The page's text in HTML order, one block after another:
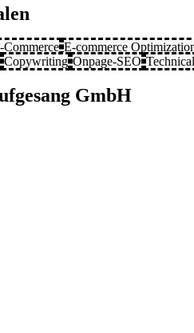
Commerce E-commerce
Copywriting Onpage-SEO
GmbH